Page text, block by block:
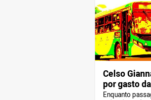
Celso
por gasto
milhões
Enquanto